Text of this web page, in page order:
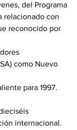
del Programa
relacionado con
reconocido por
como Nuevo
para 1997.
internacional.